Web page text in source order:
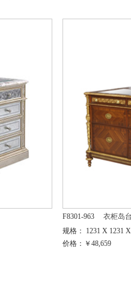
F8301-963
衣柜岛
规格： 1231 X 1231
价格：￥48,659